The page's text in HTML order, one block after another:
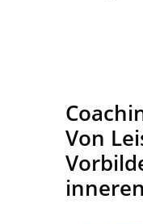
Von